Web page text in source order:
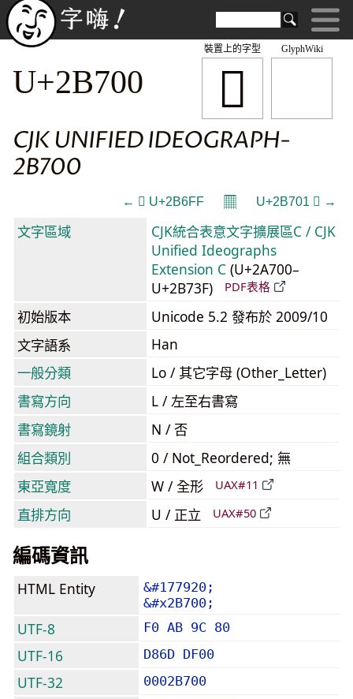
GlyphWiki
𫜀
裝置上的字型
U+2B700
CJK UNIFIED IDEOGRAPH-
2B700
← 𫛿 U+2B6FF 𝄜 U+2B701 𫜁 →
文字區域
CJK統合表意文字擴展區C / CJK
Unified Ideographs
Extension C (U+2A700–
U+2B73F)
PDF表格
初始版本
Unicode 5.2 發布於 2009/10
文字語系
Han
一般分類
Lo / 其它字母 (Other_Letter)
書寫方向
L / 左至右書寫
書寫鏡射
N / 否
組合類別
0 / Not_Reordered; 無
東亞寬度
W / 全形 UAX#11
直排方向 U / 正立 UAX#50
編碼資訊
HTML Entity
&#177920;
&#x2B700;
UTF-8 F0 AB 9C 80
UTF-16 D86D DF00
UTF-32 0002B700